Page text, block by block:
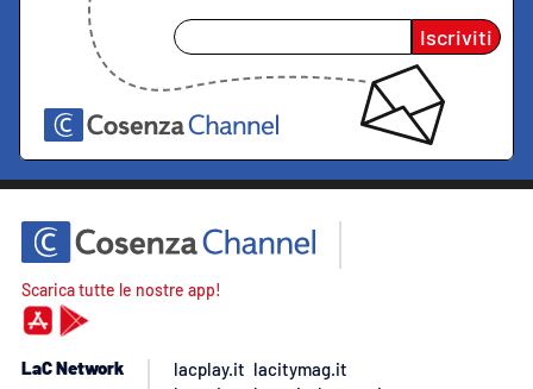
Iscriviti
Scarica tutte le nostre app!
LaC Network
lacplay.it lacitymag.it